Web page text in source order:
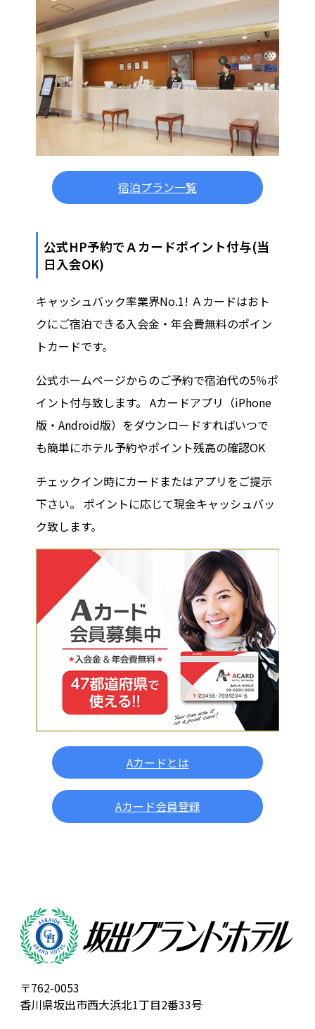
宿泊プラン一覧
Aカードとは
Aカード会員登録
公式HP予約でＡカードポイント付与(当
日入会OK)
キャッシュバック率業界No.1! Ａカードはおト
クにご宿泊できる入会金・年会費無料のポイン
トカードです。
公式ホームページからのご予約で宿泊代の5％ポ
イント付与致します。 Aカードアプリ（iPhone
版・Android版）をダウンロードすればいつで
も簡単にホテル予約やポイント残高の確認OK
チェックイン時にカードまたはアプリをご提示
下さい。 ポイントに応じて現金キャッシュバッ
ク致します。
〒762-0053
香川県坂出市西大浜北1丁目2番33号